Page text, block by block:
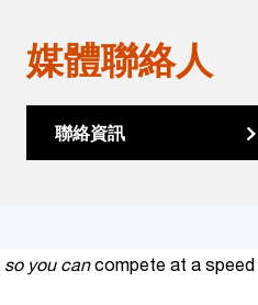
媒體聯絡人
聯絡資訊
so you can compete at a